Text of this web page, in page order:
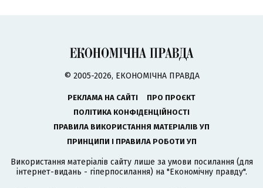
© 2005-2026, ЕКОНОМІЧНА ПРАВДА
РЕКЛАМА НА САЙТІ
ПРО ПРОЄКТ
ПОЛІТИКА КОНФІДЕНЦІЙНОСТІ
ПРАВИЛА ВИКОРИСТАННЯ МАТЕРІАЛІВ УП
ПРИНЦИПИ І ПРАВИЛА РОБОТИ УП
Використання матеріалів сайту лише за умови посилання (для
інтернет-видань - гіперпосилання) на "Економічну правду".